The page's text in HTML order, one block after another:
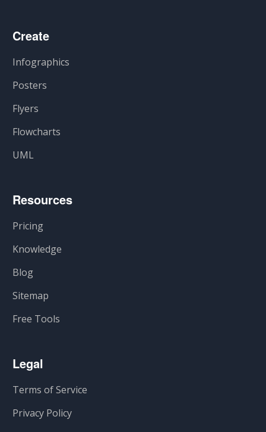
Create
Infographics
Posters
Flyers
Flowcharts
UML
Resources
Pricing
Knowledge
Blog
Sitemap
Free Tools
Legal
Terms of Service
Privacy Policy